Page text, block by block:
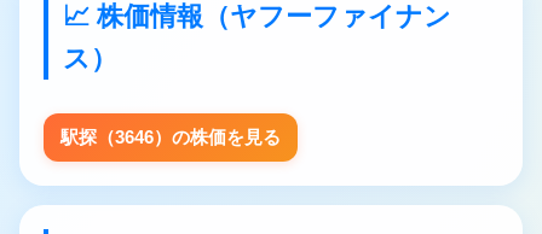
📈 株価情報（ヤフーファイナン
ス）
駅探（3646）の株価を見る